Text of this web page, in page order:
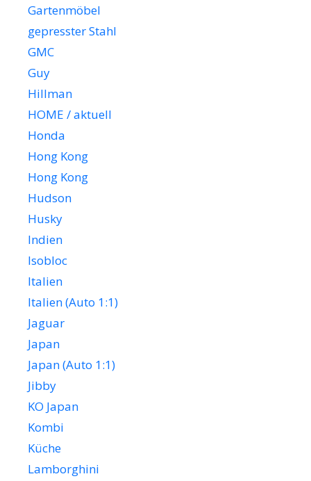
Gartenmöbel
gepresster Stahl
GMC
Guy
Hillman
HOME / aktuell
Honda
Hong Kong
Hong Kong
Hudson
Husky
Indien
Isobloc
Italien
Italien (Auto 1:1)
Jaguar
Japan
Japan (Auto 1:1)
Jibby
KO Japan
Kombi
Küche
Lamborghini